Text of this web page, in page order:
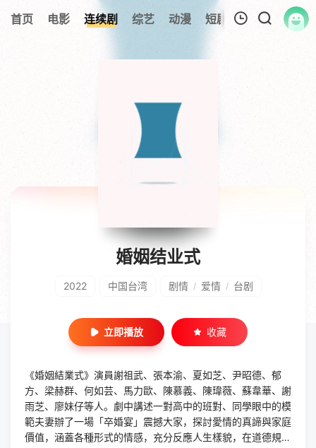
首页 电影 连续剧 综艺 动漫 短剧大全 纪录片
婚姻结业式
2022 中国台湾 剧情 / 爱情 / 台剧
立即播放 收藏
《婚姻結業式》演員謝祖武、張本渝、夏如芝、尹昭德、郁
方、梁赫群、何如芸、馬力歐、陳慕義、陳瑋薇、蘇韋華、謝
雨芝、廖妹仔等人。劇中講述一對高中的班對、同學眼中的模
範夫妻辦了一場「卒婚宴」震撼大家，探討愛情的真諦與家庭
價值，涵蓋各種形式的情感，充分反應人生樣貌，在道德規範